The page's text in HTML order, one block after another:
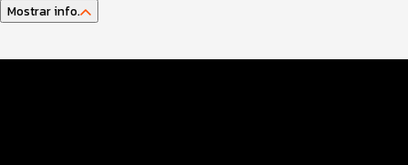
Mostrar info.